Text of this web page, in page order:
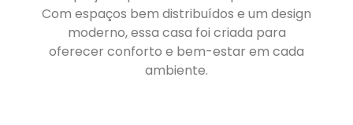
Com espaços bem distribuídos e um design
moderno, essa casa foi criada para
oferecer conforto e bem-estar em cada
ambiente.